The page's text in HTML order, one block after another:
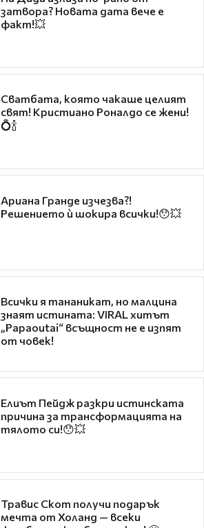
затвора? Новата дата вече е
факт!💥
Сватбата, която чакаше целият
свят! Кристиано Роналдо се жени!
💍🍾
Ариана Гранде изчезва?!
Решението ѝ шокира всички!😯💥
Всички я тананикат, но малцина
знаят истината: VIRAL хитът
„Papaoutai“ всъщност не е изпят
от човек!
Елиът Пейдж разкри истинската
причина за трансформацията на
тялото си!😯💥
Травис Скот получи подарък
мечта от Холанд — всеки